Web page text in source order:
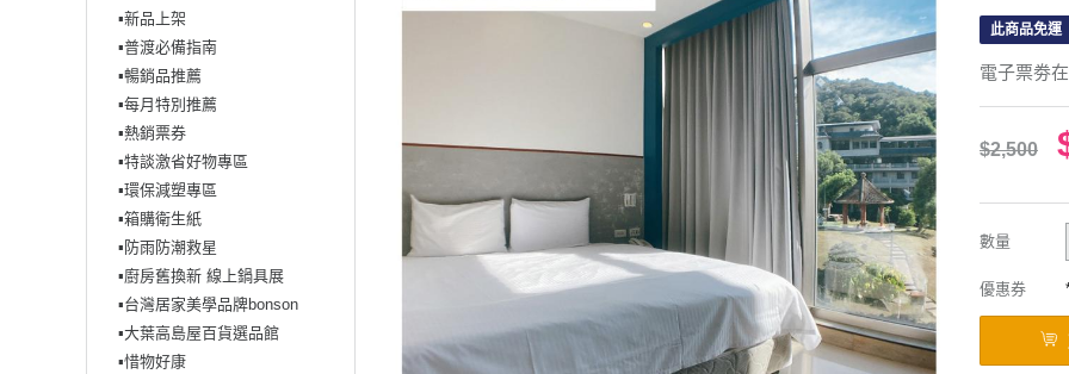
▪︎新品上架
▪︎普渡必備指南
▪︎暢銷品推薦
▪︎每月特別推薦
▪︎熱銷票券
▪︎特談激省好物專區
▪︎環保減塑專區
▪︎箱購衛生紙
▪︎防雨防潮救星
▪︎廚房舊換新 線上鍋具展
▪︎台灣居家美學品牌bonson
▪︎大葉高島屋百貨選品館
▪︎惜物好康
此商品免運
電子票劵
$2,500
數量
優惠券